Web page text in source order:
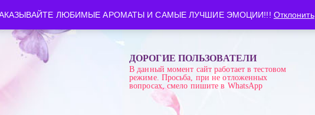
ЛЮБИМЫЕ АРОМАТЫ И САМЫЕ ЛУЧШИЕ ЭМОЦИИ!!! Отклонить
Время работы: пн-сб 10:00-21:00
ДОРОГИЕ ПОЛЬЗОВАТЕЛИ
В данный момент сайт работает в тестовом
режиме. Просьба, при не отложенных
вопросах, смело пишите в WhatsApp